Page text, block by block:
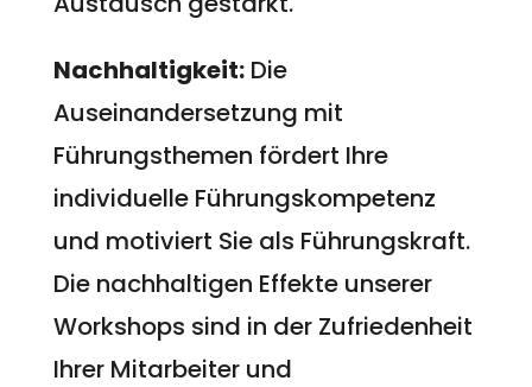
Nachhaltigkeit:Die
Auseinandersetzung mit
Führungsthemen fördert Ihre
individuelle Führungskompetenz
und motiviert Sie als Führungskraft.
Die nachhaltigen Effekte unserer
Workshops sind in der Zufriedenheit
Ihrer Mitarbeiter und